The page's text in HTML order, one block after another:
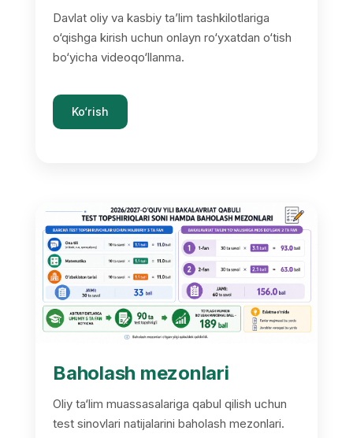
Davlat oliy va kasbiy ta’lim tashkilotlariga
o‘qishga kirish uchun onlayn ro‘yxatdan o‘tish
bo‘yicha videoqo‘llanma.
Ko‘rish
Baholash mezonlari
Oliy ta‘lim muassasalariga qabul qilish uchun
test sinovlari natijalarini baholash mezonlari.